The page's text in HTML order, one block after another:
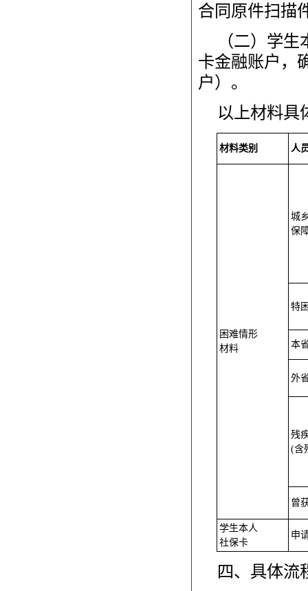
合同原件扫描
（二）学
卡金融账户，
户）。
以上材料具
材料类别 人
困难情形
材料
城
保
特
本
外
残
(含
曾
学生本人
社保卡
申
四、具体流